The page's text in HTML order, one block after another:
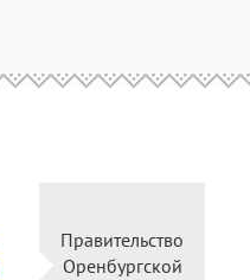
Правительство
Оренбургской